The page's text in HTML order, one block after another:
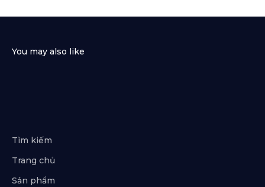
Tìm kiếm
Trang chủ
Sản phẩm